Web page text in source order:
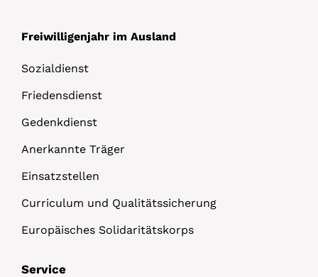
Freiwilligenjahr im Ausland
Sozialdienst
Friedensdienst
Gedenkdienst
Anerkannte Träger
Einsatzstellen
Curriculum und Qualitätssicherung
Europäisches Solidaritätskorps
Service